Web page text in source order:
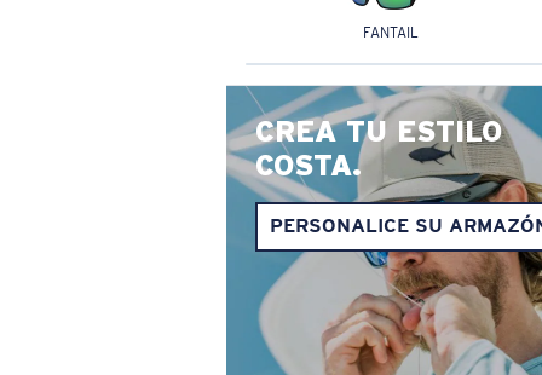
FANTAIL
CREA TU ESTILO
COSTA.
PERSONALICE SU